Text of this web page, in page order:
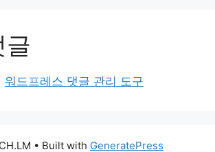
글
워드프레스 댓글 관리 도구
• Built with GeneratePress